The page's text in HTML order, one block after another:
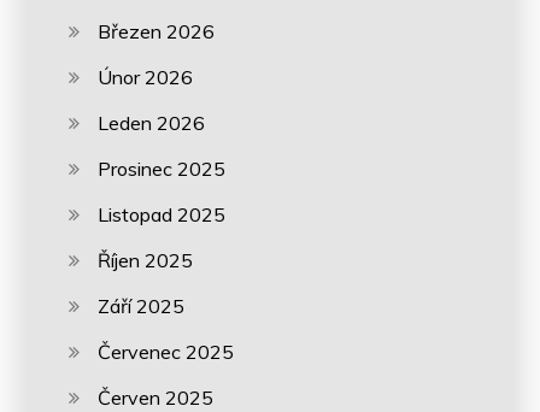
Březen 2026
Únor 2026
Leden 2026
Prosinec 2025
Listopad 2025
Říjen 2025
Září 2025
Červenec 2025
Červen 2025